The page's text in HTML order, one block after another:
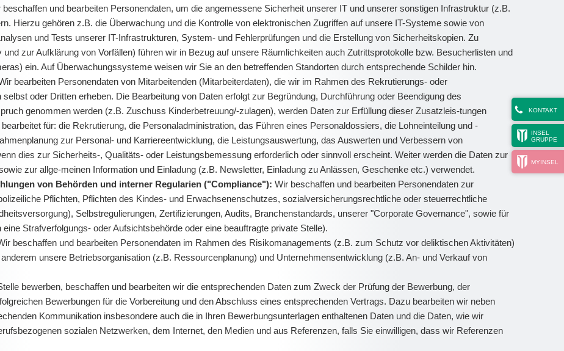
KONTAKT
INSEL
GRUPPE
MYINSEL
beschaffen und bearbeiten Personendaten, um die angemessene Sicherheit unserer IT und unserer sonstigen Infrastruktur (z.B.
Hierzu gehören z.B. die Überwachung und die Kontrolle von elektronischen Zugriffen auf unsere IT-Systeme sowie von
und Tests unserer IT-Infrastrukturen, System- und Fehlerprüfungen und die Erstellung von Sicherheitskopien. Zu
zur Aufklärung von Vorfällen) führen wir in Bezug auf unsere Räumlichkeiten auch Zutrittsprotokolle bzw. Besucherlisten und
ein. Auf Überwachungssysteme weisen wir Sie an den betreffenden Standorten durch entsprechende Schilder hin.
bearbeiten Personendaten von Mitarbeitenden (Mitarbeiterdaten), die wir im Rahmen des Rekrutierungs- oder
oder Dritten erheben. Die Bearbeitung von Daten erfolgt zur Begründung, Durchführung oder Beendigung des
genommen werden (z.B. Zuschuss Kinderbetreuung/-zulagen), werden Daten zur Erfüllung dieser Zusatzleis-tungen
für: die Rekrutierung, die Personaladministration, das Führen eines Personaldossiers, die Lohneinteilung und -
zur Personal- und Karriereentwicklung, die Leistungsauswertung, das Auswerten und Verbessern von
dies zur Sicherheits-, Qualitäts- oder Leistungsbemessung erforderlich oder sinnvoll erscheint. Weiter werden die Daten zur
zur allge-meinen Information und Einladung (z.B. Newsletter, Einladung zu Anlässen, Geschenke etc.) verwendet.
von Behörden und interner Regularien ("Compliance"): Wir beschaffen und bearbeiten Personendaten zur
Pflichten, Pflichten des Kindes- und Erwachsenenschutzes, sozialversicherungsrechtliche oder steuerrechtliche
Selbstregulierungen, Zertifizierungen, Audits, Branchenstandards, unserer "Corporate Governance", sowie für
Strafverfolgungs- oder Aufsichtsbehörde oder eine beauftragte private Stelle).
beschaffen und bearbeiten Personendaten im Rahmen des Risikomanagements (z.B. zum Schutz vor deliktischen Aktivitäten)
unsere Betriebsorganisation (z.B. Ressourcenplanung) und Unternehmensentwicklung (z.B. An- und Verkauf von
bewerben, beschaffen und bearbeiten wir die entsprechenden Daten zum Zweck der Prüfung der Bewerbung, der
Bewerbungen für die Vorbereitung und den Abschluss eines entsprechenden Vertrags. Dazu bearbeiten wir neben
Kommunikation insbesondere auch die in Ihren Bewerbungsunterlagen enthaltenen Daten und die Daten, wie wir
sozialen Netzwerken, dem Internet, den Medien und aus Referenzen, falls Sie einwilligen, dass wir Referenzen